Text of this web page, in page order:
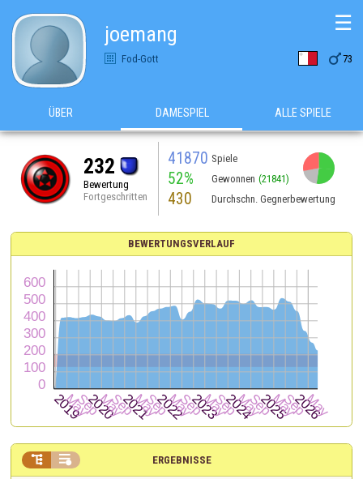
joemang
Fod-Gott 73
☰
ÜBER DAMESPIEL ALLE SPIELE
232
Bewertung
Fortgeschritten
41870 Spiele
52% Gewonnen (21841)
430 Durchschn. Gegnerbewertung
BEWERTUNGSVERLAUF
ERGEBNISSE
 